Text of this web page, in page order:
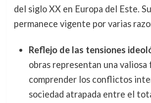
del siglo XX en Europa del Este.
permanece vigente por varias
Reflejo de las tensiones
obras representan una
comprender los conflictos
sociedad atrapada entre el